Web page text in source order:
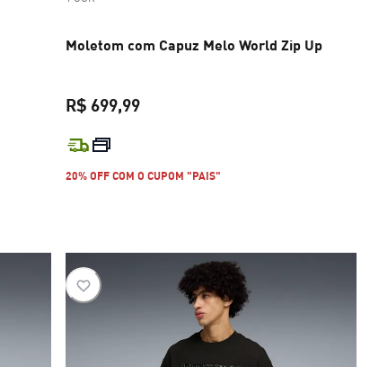
Moletom com Capuz Melo World Zip Up
R$ 699,99
20% OFF COM O CUPOM "PAIS"